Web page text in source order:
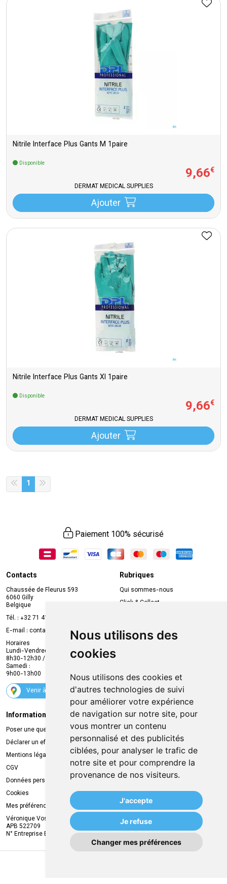
Nous utilisons des
cookies
Nous utilisons des cookies et
d'autres technologies de suivi
pour améliorer votre expérience
de navigation sur notre site, pour
vous montrer un contenu
personnalisé et des publicités
ciblées, pour analyser le trafic de
notre site et pour comprendre la
provenance de nos visiteurs.
J'accepte
Je refuse
Changer mes préférences
Nitrile Interface Plus Gants M 1paire
Disponible
9,66€
DERMAT MEDICAL SUPPLIES
Ajouter
Nitrile Interface Plus Gants Xl 1paire
Disponible
9,66€
DERMAT MEDICAL SUPPLIES
Ajouter
1
Paiement 100% sécurisé
Contacts
Chaussée de Fleurus 593
6060 Gilly
Belgique
Tél. : +32 71 41 32 10
E-mail : contact
mvapharma.be
Horaires
Lundi-Vendredi :
8h30-12h30 / 13h30-18h30
Samedi :
9h00-13h00
Venir à la pharmacie
Rubriques
Qui sommes-nous
Click & Collect
Compte professionnel
Envoi d’ordonnance
Suivez-nous
Informations légales
Poser une question
Déclarer un effet indésirable
Mentions légales
CGV
Données personnelles
Cookies
Mes préférences Cookies
Véronique Vos
APB 522709
N° Entreprise BE0749.944.612
Livraison
Retrait à la pharmacie
Livraison chez vous
Livraison dans un Point Relais